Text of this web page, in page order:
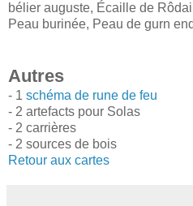
bélier auguste, Écaille de
Peau burinée, Peau de gurn
Autres
- 1 schéma de rune de feu
- 2 artefacts pour Solas
- 2 carrières
- 2 sources de bois
Retour aux cartes